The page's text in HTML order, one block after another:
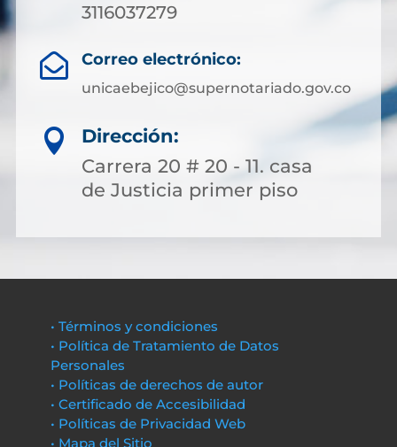
3116037279
 Correo electrónico:
unicaebejico@supernotariado.gov.co

Dirección:
Carrera 20 # 20 - 11. casa
de Justicia primer piso
• Términos y condiciones
• Política de Tratamiento de Datos
Personales
• Políticas de derechos de autor
• Certificado de Accesibilidad
• Políticas de Privacidad Web
• Mapa del Sitio